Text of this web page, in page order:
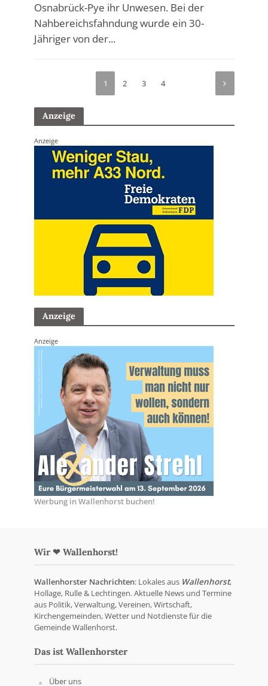
Osnabrück-Pye ihr Unwesen. Bei der
Nahbereichsfahndung wurde ein 30-
Jähriger von der...
1 2 3 4
Anzeige
Anzeige
Anzeige
Anzeige
Werbung in Wallenhorst buchen!
Wir ❤ Wallenhorst!
Wallenhorster Nachrichten: Lokales aus Wallenhorst,
Hollage, Rulle & Lechtingen. Aktuelle News und Termine
aus Politik, Verwaltung, Vereinen, Wirtschaft,
Kirchengemeinden, Wetter und Notdienste für die
Gemeinde Wallenhorst.
Das ist Wallenhorster
Über uns